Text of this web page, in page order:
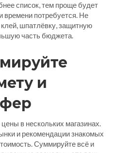
список, тем проще будет
времени потребуется. Не
шпатлёвку, защитную
часть бюджета.
и
в нескольких магазинах.
и рекомендации знакомых
Суммируйте всё и